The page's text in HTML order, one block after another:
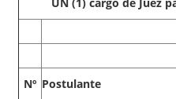
Nº Postulante